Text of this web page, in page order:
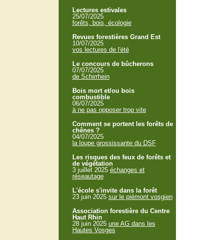
Lectures estivales
25/07/2025
forêts, bois, écologie
Revues forestières Grand Est
10/07/2025
vos lectures de l'été
Le concours de bûcherons
07/07/2025
de Schirrhein
Bois mort et/ou bois
combustible
06/07/2025
à ne pas opposer trop vite
Comment se portent les forêts de
chênes ?
04/07/2025
la loupe grossissante du DSF
Les risques des feux de forêts et
de végétation
3 juillet 2025 échanges et
réseautage
L'école s'invite dans la forêt
23 juin 2025 sur le piémont vosgien
Association forestière du Centre
Haut Rhin
28 juin 2025 une AG dans les
Hautes Vosges